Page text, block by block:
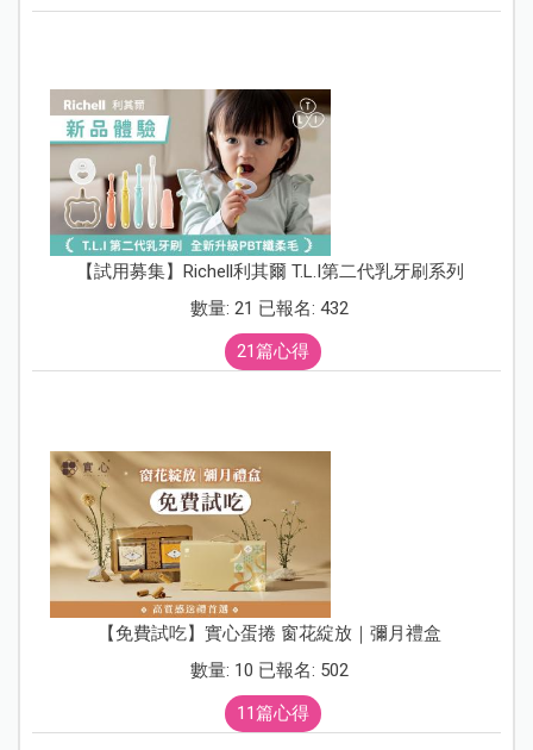
【試用募集】Richell利其爾 T.L.I第二代乳牙刷系列
數量: 21 已報名: 432
21篇心得
【免費試吃】實心蛋捲 窗花綻放｜彌月禮盒
數量: 10 已報名: 502
11篇心得